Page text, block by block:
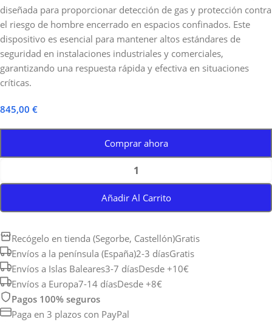
diseñada para proporcionar detección de gas y protección contra
el riesgo de hombre encerrado en espacios confinados. Este
dispositivo es esencial para mantener altos estándares de
seguridad en instalaciones industriales y comerciales,
garantizando una respuesta rápida y efectiva en situaciones
críticas.
845,00 €
Añadir Al Carrito
Comprar ahora
Recógelo en tienda (Segorbe, Castellón)Gratis
Envíos a la península (España)2-3 díasGratis
Envíos a Islas Baleares3-7 díasDesde +10€
Envíos a Europa7-14 díasDesde +8€
Pagos 100% seguros
Paga en 3 plazos con PayPal